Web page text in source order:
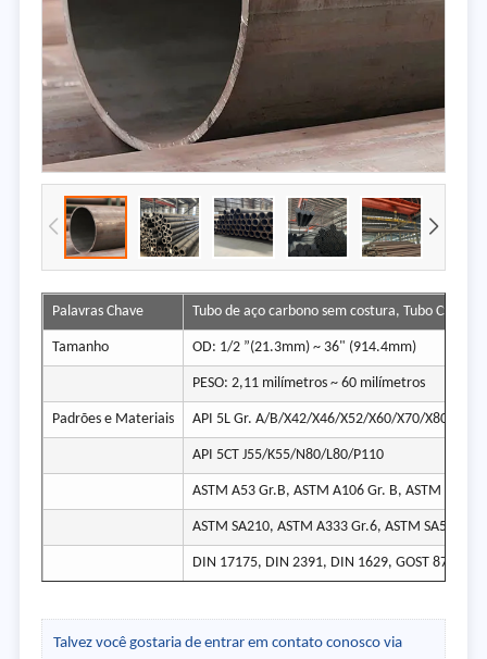
Palavras Chave Tubo de aço carbono sem costura, Tubo CS
Tamanho OD: 1/2 ”(21.3mm) ~ 36" (914.4mm)
PESO: 2,11 milímetros ~ 60 milímetros
Padrões e Materiais API 5L Gr. A/B/X42/X46/X52/X60/X70/X80,
API 5CT J55/K55/N80/L80/P110
ASTM A53 Gr.B, ASTM A106 Gr. B, ASTM
ASTM SA210, ASTM A333 Gr.6, ASTM SA519
DIN 17175, DIN 2391, DIN 1629, GOST 8731/
Talvez você gostaria de entrar em contato conosco via